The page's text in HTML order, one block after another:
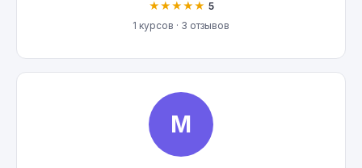
★★★★★ 5
1 курсов · 3 отзывов
М